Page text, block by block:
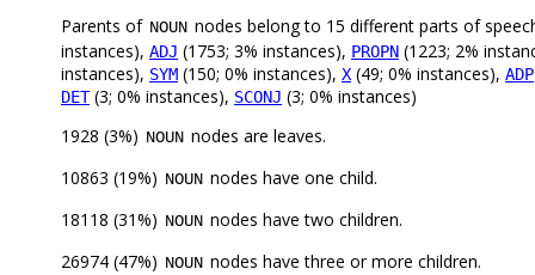
Parents of NOUN nodes belong to 15 different parts of
instances), ADJ (1753; 3% instances), PROPN (1223; 2%
instances), SYM (150; 0% instances), X (49; 0% instances), ADP
DET(3; 0% instances), SCONJ (3; 0% instances)
1928 (3%) NOUN nodes are leaves.
10863 (19%) NOUN nodes have one child.
18118 (31%) NOUN nodes have two children.
26974 (47%) NOUN nodes have three or more children.